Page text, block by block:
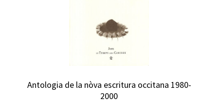
Antologia de la nòva escritura occitana 1980-
2000